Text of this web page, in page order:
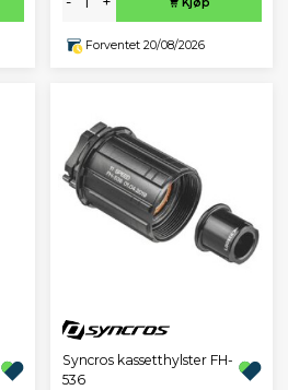
Forventet 20/08/2026
Syncros kassetthylster FH-
536